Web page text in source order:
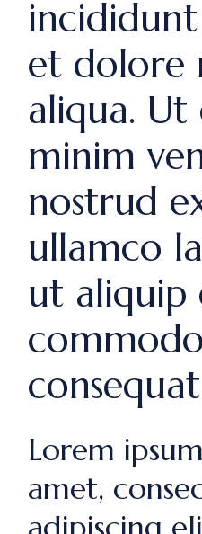
et dolore
aliqua.
minim
nostrud
ullamco
ut aliquip
commodo
Lorem
amet,